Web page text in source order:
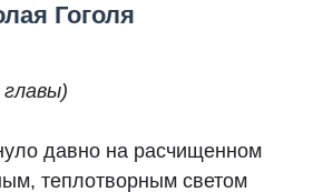
Гоголя
давно на расчищенном
теплотворным светом